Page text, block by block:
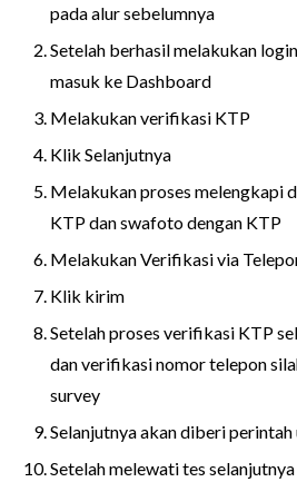
pada alur sebelumnya
Setelah berhasil melakukan
masuk ke Dashboard
Melakukan verifikasi KTP
Klik Selanjutnya
Melakukan proses melengkapi
KTP dan swafoto dengan KTP
Melakukan Verifikasi via
Klik kirim
Setelah proses verifikasi KTP
dan verifikasi nomor telepon
survey
Selanjutnya akan diberi
Setelah melewati tes